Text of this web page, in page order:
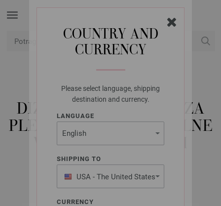
COUNTRY AND
CURRENCY
Please select language, shipping
destination and currency.
LANGUAGE
SHIPPING TO
USA - The United States
of America
CURRENCY
LANA GROSSA
DIZAJN KRUŽNE IGLE ZA
PLETENJE-DRVO SIGNALNE
VELIČINE 5,5/120CM